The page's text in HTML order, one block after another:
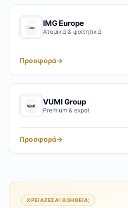
IMG Europe
Ατομικά & φοιτητικά
Προσφορά→
VUMI Group
Premium & expat
Προσφορά→
ΧΡΕΙΆΖΕΣΑΙ ΒΟΉΘΕΙΑ;